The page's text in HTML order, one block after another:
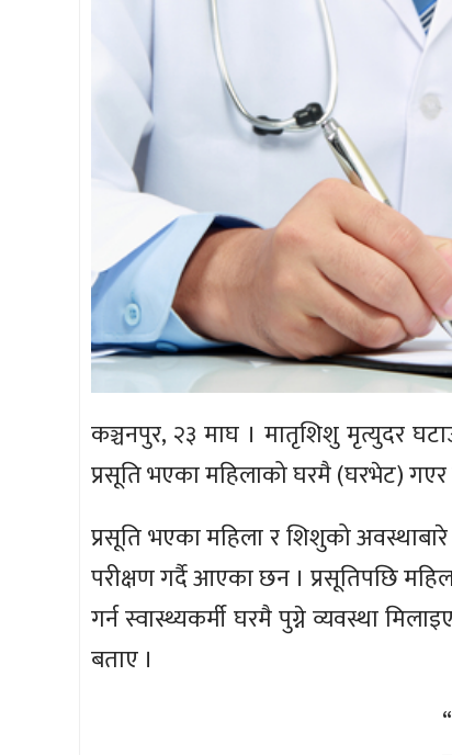
कञ्चनपुर, २३ माघ । मातृशिशु मृत्युदर
प्रसूति भएका महिलाको घरमै (घरभेट) गएर
प्रसूति भएका महिला र शिशुको
परीक्षण गर्दै आएका छन । प्रसूतिपछि
गर्न स्वास्थ्यकर्मी घरमै पुग्ने व्यवस्था
बताए ।